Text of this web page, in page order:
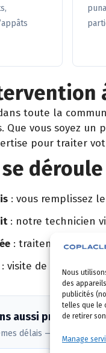
Nous
des
publicités
telles que le
de retirer
Manage
toute la
Que vous soyez
pour traiter
: vous remplissez
: notre technicien
: traitement
: visite de contrôle
aussi près de
délais — voir toutes